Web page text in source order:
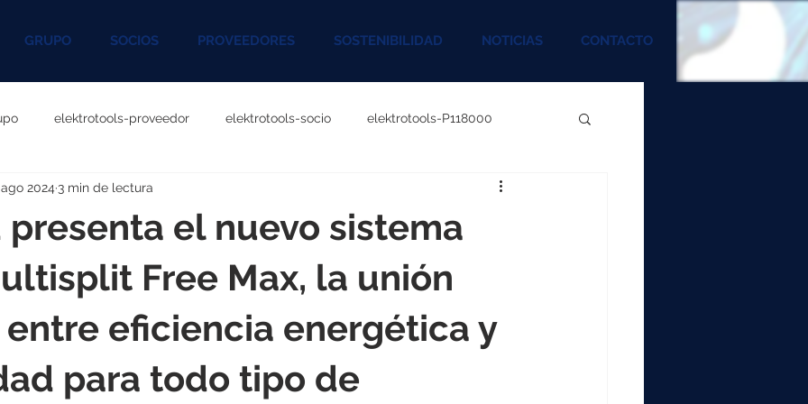
GRUPO SOCIOS PROVEEDORES SOSTENIBILIDAD NOTICIAS CONTACTO
elektrotools-proveedor elektrotools-socio elektrotools-P118000
P060000 elektrotools-P027000
P096000 elektrotools-P041000 elektrotools-P083000
P046000 elektrotools-P121000 elektrotools-P118000
presenta el nuevo sistema
Free Max, la unión
eficiencia energética y
para todo tipo de
2024 3 min de lectura